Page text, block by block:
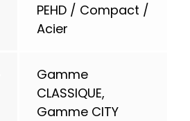
PEHD / Compact /
Acier
Gamme
CLASSIQUE,
Gamme CITY